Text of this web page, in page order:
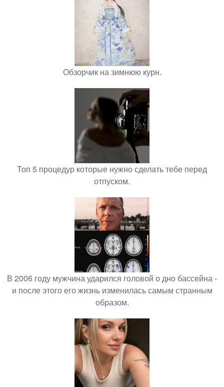
Обзорчик на зимнюю курн.
Топ 5 процедур которые нужно сделать тебе перед
отпуском.
В 2006 году мужчина ударился головой о дно бассейна -
и после этого его жизнь изменилась самым странным
образом.